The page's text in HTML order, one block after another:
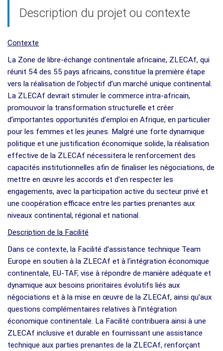
Description du projet ou contexte
Contexte
La Zone de libre-échange continentale africaine, ZLECAf, qui
réunit 54 des 55 pays africains, constitue la première étape
vers la réalisation de l’objectif d’un marché unique continental.
La ZLECAf devrait stimuler le commerce intra-africain,
promouvoir la transformation structurelle et créer
d’importantes opportunités d’emploi en Afrique, en particulier
pour les femmes et les jeunes. Malgré une forte dynamique
politique et une justification économique solide, la réalisation
effective de la ZLECAf nécessitera le renforcement des
capacités institutionnelles afin de finaliser les négociations, de
mettre en œuvre les accords et d’en respecter les
engagements, avec la participation active du secteur privé et
une coopération efficace entre les parties prenantes aux
niveaux continental, régional et national.
Description de la Facilité
Dans ce contexte, la Facilité d’assistance technique Team
Europe en soutien à la ZLECAf et à l’intégration économique
continentale, EU-TAF, vise à répondre de manière adéquate et
dynamique aux besoins prioritaires évolutifs liés aux
négociations et à la mise en œuvre de la ZLECAf, ainsi qu’aux
questions complémentaires relatives à l’intégration
économique continentale. La Facilité contribuera ainsi à une
ZLECAf inclusive et durable en fournissant une assistance
technique aux parties prenantes de la ZLECAf, renforçant